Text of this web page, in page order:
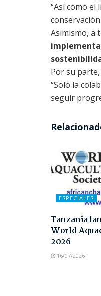
“Así como
Asimismo, a
Por su
“Solo la
seguir
ESPECIALES
Tanzania
World
2026
16/07/2026